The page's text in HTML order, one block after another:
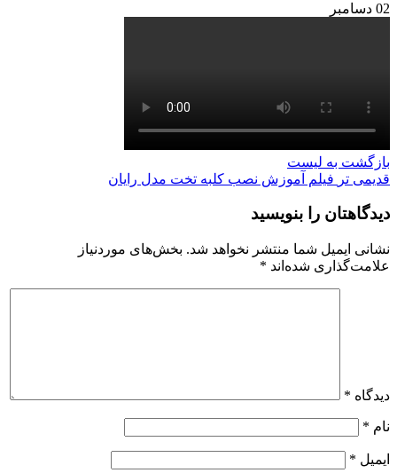
02 دسامبر
بازگشت به لیست
قدیمی تر فیلم آموزش نصب کلبه تخت مدل رایان
دیدگاهتان را بنویسید
نشانی ایمیل شما منتشر نخواهد شد. بخش‌های موردنیاز
علامت‌گذاری شده‌اند *
دیدگاه *
نام *
ایمیل *